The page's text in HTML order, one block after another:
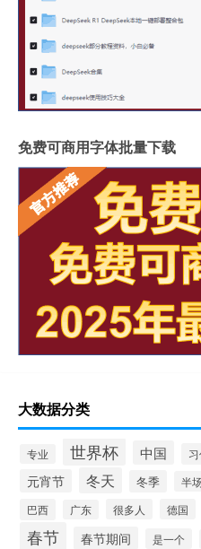
免费可商用字体批量下载
大数据分类
专业 世界杯 中国
元宵节 冬天 冬季 半场
巴西 广东 很多人 德国
春节 春节期间 是一个